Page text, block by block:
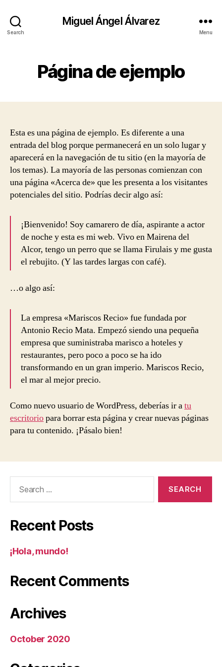
Search
Miguel Ángel Álvarez
Menu
Página de ejemplo
Esta es una página de ejemplo. Es diferente a una
entrada del blog porque permanecerá en un solo lugar y
aparecerá en la navegación de tu sitio (en la mayoría de
los temas). La mayoría de las personas comienzan con
una página «Acerca de» que les presenta a los visitantes
potenciales del sitio. Podrías decir algo así:
¡Bienvenido! Soy camarero de día, aspirante a actor
de noche y esta es mi web. Vivo en Mairena del
Alcor, tengo un perro que se llama Firulais y me gusta
el rebujito. (Y las tardes largas con café).
…o algo así:
La empresa «Mariscos Recio» fue fundada por
Antonio Recio Mata. Empezó siendo una pequeña
empresa que suministraba marisco a hoteles y
restaurantes, pero poco a poco se ha ido
transformando en un gran imperio. Mariscos Recio,
el mar al mejor precio.
Como nuevo usuario de WordPress, deberías ir atu
escritoriopara borrar esta página y crear nuevas páginas
para tu contenido. ¡Pásalo bien!
Recent Posts
¡Hola, mundo!
Recent Comments
Archives
October 2020